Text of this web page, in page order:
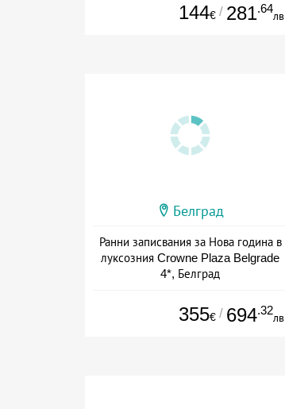
144€ / 281.64
лв.
Белград
Ранни записвания за Нова година в
луксозния Crowne Plaza Belgrade
4*, Белград
355€ / 694.32
лв.